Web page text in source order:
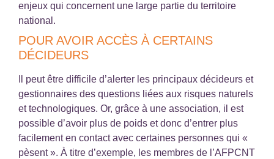
enjeux qui concernent une large partie du territoire
national.
POUR AVOIR ACCÈS À CERTAINS
DÉCIDEURS
Il peut être difficile d’alerter les principaux décideurs et
gestionnaires des questions liées aux risques naturels
et technologiques. Or, grâce à une association, il est
possible d’avoir plus de poids et donc d’entrer plus
facilement en contact avec certaines personnes qui «
pèsent ». À titre d’exemple, les membres de l’AFPCNT